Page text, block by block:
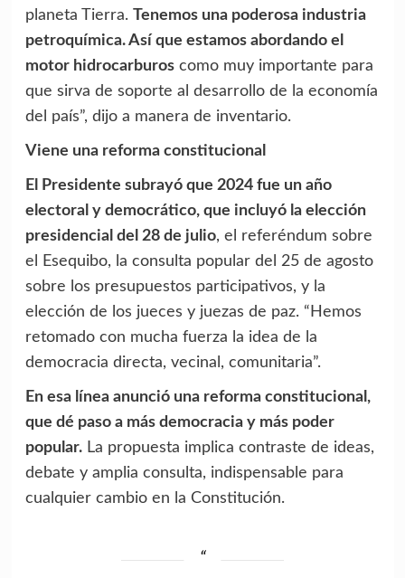
planeta Tierra. Tenemos una poderosa industria
petroquímica. Así que estamos abordando el
motor hidrocarburoscomo muy importante para
que sirva de soporte al desarrollo de la economía
del país”, dijo a manera de inventario.
Viene una reforma constitucional
El Presidente subrayó que 2024 fue un año
electoral y democrático, que incluyó la elección
presidencial del 28 de julio, el referéndum sobre
el Esequibo, la consulta popular del 25 de agosto
sobre los presupuestos participativos, y la
elección de los jueces y juezas de paz. “Hemos
retomado con mucha fuerza la idea de la
democracia directa, vecinal, comunitaria”.
En esa línea anunció una reforma constitucional,
que dé paso a más democracia y más poder
popular.La propuesta implica contraste de ideas,
debate y amplia consulta, indispensable para
cualquier cambio en la Constitución.